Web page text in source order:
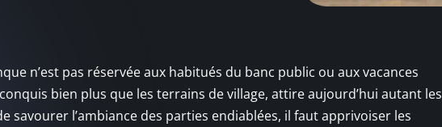
n’est pas réservée aux habitués du banc public ou aux vacances
bien plus que les terrains de village, attire aujourd’hui autant les
savourer l’ambiance des parties endiablées, il faut apprivoiser les